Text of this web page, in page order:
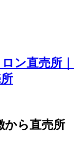
ン直売所｜
から直売所